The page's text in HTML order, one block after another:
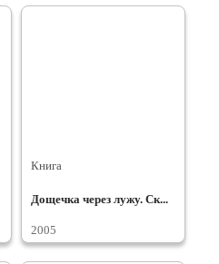
Книга
Дощечка через лужу. Ск...
2005